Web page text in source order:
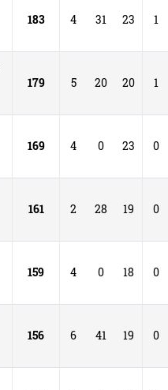
183 4 31 23 1
179 5 20 20 1
169 4 0 23 0
161 2 28 19 0
159 4 0 18 0
156 6 41 19 0